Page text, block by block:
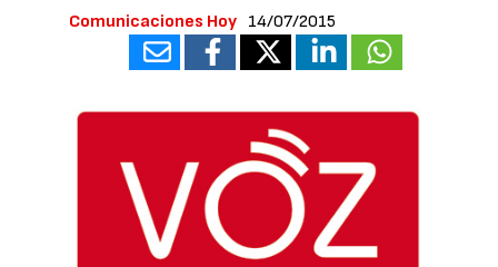
Comunicaciones Hoy 14/07/2015